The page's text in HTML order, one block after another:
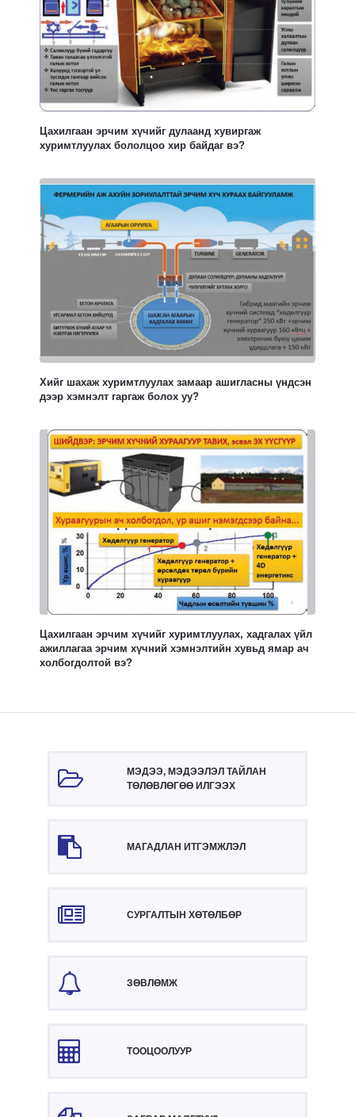
Цахилгаан эрчим хүчийг дулаанд хувиргаж
хуримтлуулах бололцоо хир байдаг вэ?
Хийг шахаж хуримтлуулах замаар ашигласны үндсэн
дээр хэмнэлт гаргаж болох уу?
Цахилгаан эрчим хүчийг хуримтлуулах, хадгалах үйл
ажиллагаа эрчим хүчний хэмнэлтийн хувьд ямар ач
холбогдолтой вэ?
МЭДЭЭ, МЭДЭЭЛЭЛ ТАЙЛАН
ТӨЛӨВЛӨГӨӨ ИЛГЭЭХ
МАГАДЛАН ИТГЭМЖЛЭЛ
СУРГАЛТЫН ХӨТӨЛБӨР
ЗӨВЛӨМЖ
ТООЦООЛУУР